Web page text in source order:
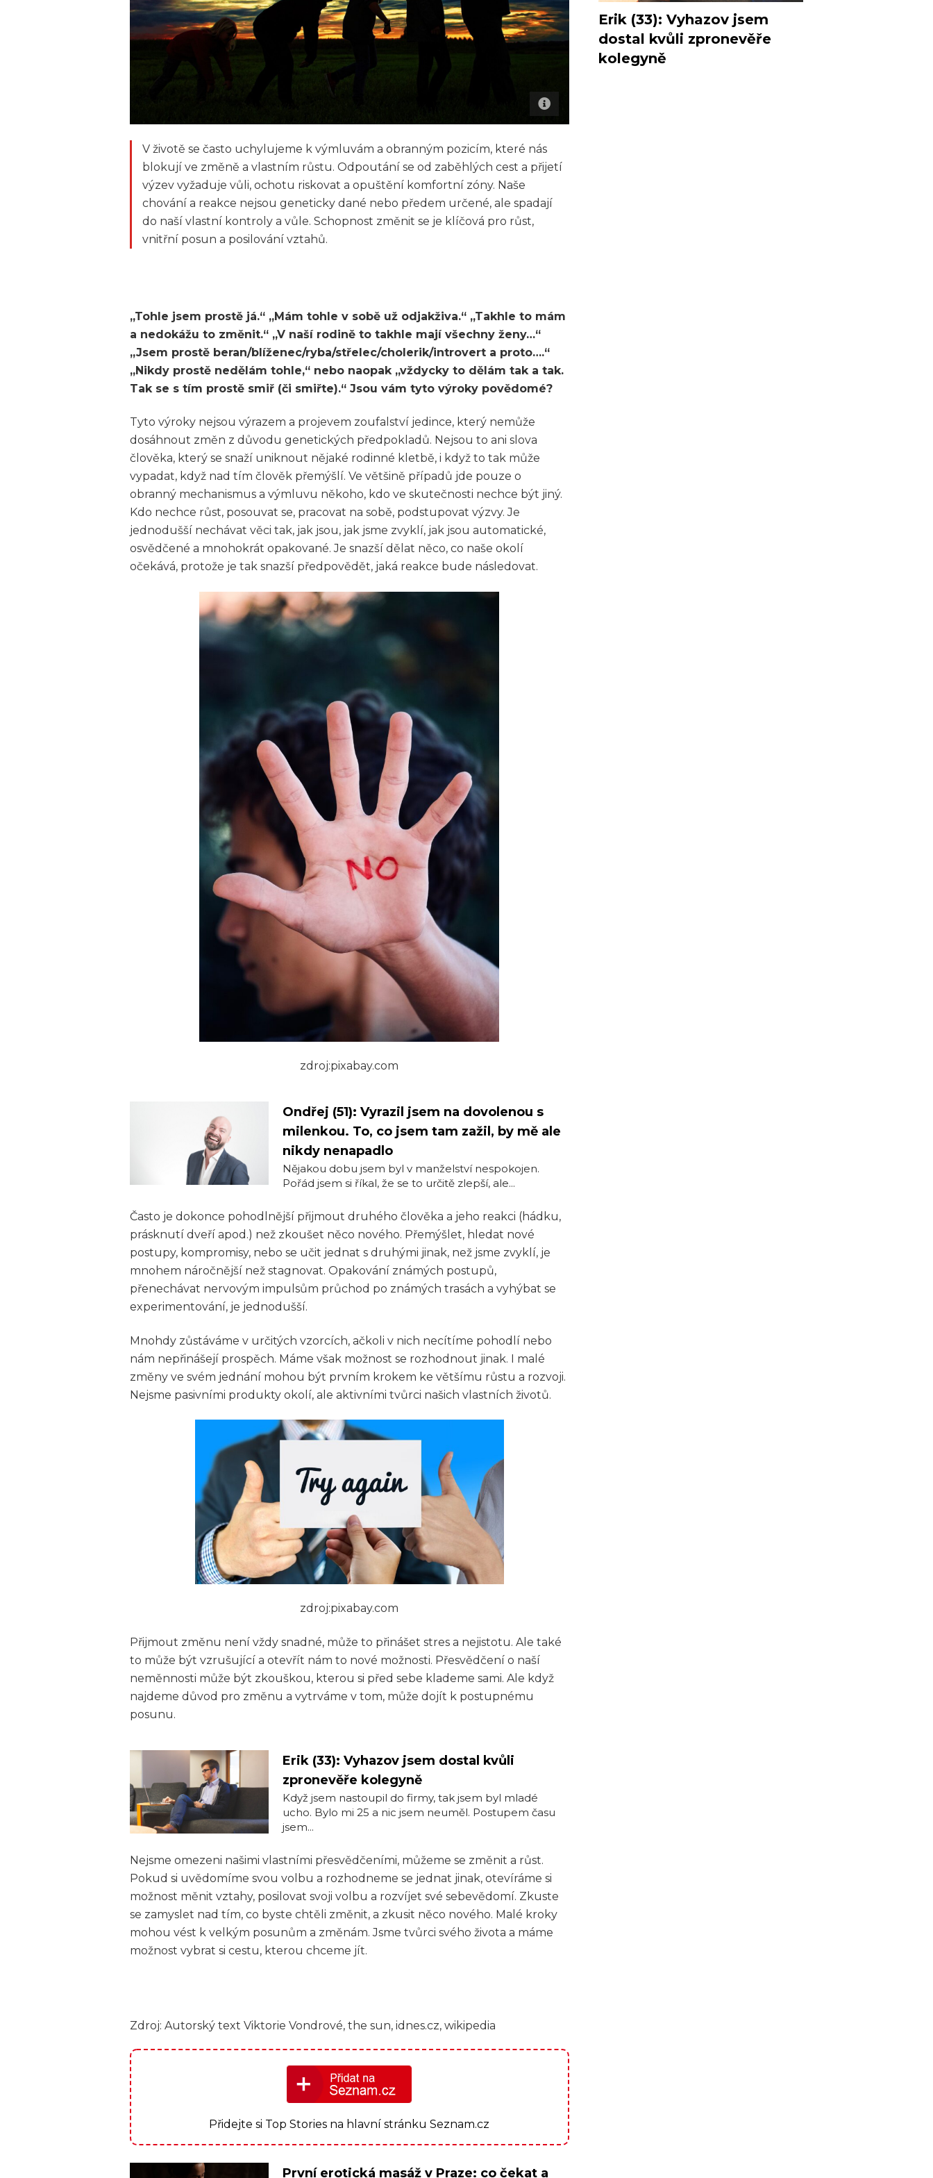
V životě se často uchylujeme k výmluvám a obranným pozicím, které nás
blokují ve změně a vlastním růstu. Odpoutání se od zaběhlých cest a přijetí
výzev vyžaduje vůli, ochotu riskovat a opuštění komfortní zóny. Naše
chování a reakce nejsou geneticky dané nebo předem určené, ale spadají
do naší vlastní kontroly a vůle. Schopnost změnit se je klíčová pro růst,
vnitřní posun a posilování vztahů.
„Tohle jsem prostě já.“ „Mám tohle v sobě už odjakživa.“ „Takhle to mám
a nedokážu to změnit.“ „V naší rodině to takhle mají všechny ženy…“
„Jsem prostě beran/blíženec/ryba/střelec/cholerik/introvert a proto….“
„Nikdy prostě nedělám tohle,“ nebo naopak „vždycky to dělám tak a tak.
Tak se s tím prostě smiř (či smiřte).“ Jsou vám tyto výroky povědomé?
Tyto výroky nejsou výrazem a projevem zoufalství jedince, který nemůže
dosáhnout změn z důvodu genetických předpokladů. Nejsou to ani slova
člověka, který se snaží uniknout nějaké rodinné kletbě, i když to tak může
vypadat, když nad tím člověk přemýšlí. Ve většině případů jde pouze o
obranný mechanismus a výmluvu někoho, kdo ve skutečnosti nechce být jiný.
Kdo nechce růst, posouvat se, pracovat na sobě, podstupovat výzvy. Je
jednodušší nechávat věci tak, jak jsou, jak jsme zvyklí, jak jsou automatické,
osvědčené a mnohokrát opakované. Je snazší dělat něco, co naše okolí
očekává, protože je tak snazší předpovědět, jaká reakce bude následovat.
zdroj:pixabay.com
Ondřej (51): Vyrazil jsem na dovolenou s
milenkou. To, co jsem tam zažil, by mě ale
nikdy nenapadlo
Nějakou dobu jsem byl v manželství nespokojen.
Pořád jsem si říkal, že se to určitě zlepší, ale...
Často je dokonce pohodlnější přijmout druhého člověka a jeho reakci (hádku,
prásknutí dveří apod.) než zkoušet něco nového. Přemýšlet, hledat nové
postupy, kompromisy, nebo se učit jednat s druhými jinak, než jsme zvyklí, je
mnohem náročnější než stagnovat. Opakování známých postupů,
přenechávat nervovým impulsům průchod po známých trasách a vyhýbat se
experimentování, je jednodušší.
Mnohdy zůstáváme v určitých vzorcích, ačkoli v nich necítíme pohodlí nebo
nám nepřinášejí prospěch. Máme však možnost se rozhodnout jinak. I malé
změny ve svém jednání mohou být prvním krokem ke většímu růstu a rozvoji.
Nejsme pasivními produkty okolí, ale aktivními tvůrci našich vlastních životů.
zdroj:pixabay.com
Přijmout změnu není vždy snadné, může to přinášet stres a nejistotu. Ale také
to může být vzrušující a otevřít nám to nové možnosti. Přesvědčení o naší
neměnnosti může být zkouškou, kterou si před sebe klademe sami. Ale když
najdeme důvod pro změnu a vytrváme v tom, může dojít k postupnému
posunu.
Erik (33): Vyhazov jsem dostal kvůli
zpronevěře kolegyně
Když jsem nastoupil do firmy, tak jsem byl mladé
ucho. Bylo mi 25 a nic jsem neuměl. Postupem času
jsem...
Nejsme omezeni našimi vlastními přesvědčeními, můžeme se změnit a růst.
Pokud si uvědomíme svou volbu a rozhodneme se jednat jinak, otevíráme si
možnost měnit vztahy, posilovat svoji volbu a rozvíjet své sebevědomí. Zkuste
se zamyslet nad tím, co byste chtěli změnit, a zkusit něco nového. Malé kroky
mohou vést k velkým posunům a změnám. Jsme tvůrci svého života a máme
možnost vybrat si cestu, kterou chceme jít.
Zdroj: Autorský text Viktorie Vondrové, the sun, idnes.cz, wikipedia
Přidejte si Top Stories na hlavní stránku Seznam.cz
První erotická masáž v Praze: co čekat a
Erik (33): Vyhazov jsem
dostal kvůli zpronevěře
kolegyně